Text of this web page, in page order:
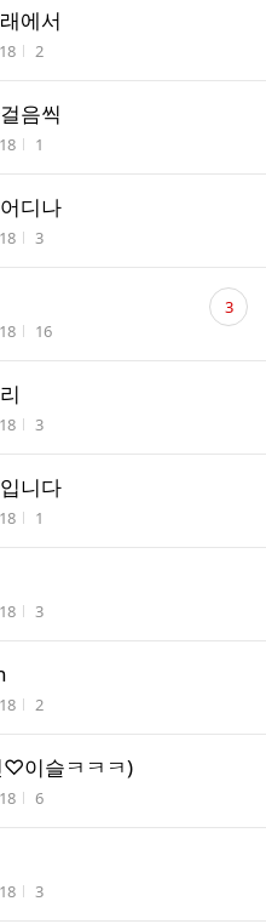
에서
조회수
2
음씩
조회수
1
디나
조회수
3
조회수
16
댓
글 3
조회수
3
니다
조회수
1
조회수
3
조회수
2
♡이슬ㅋㅋㅋ)
조회수
6
조회수
3